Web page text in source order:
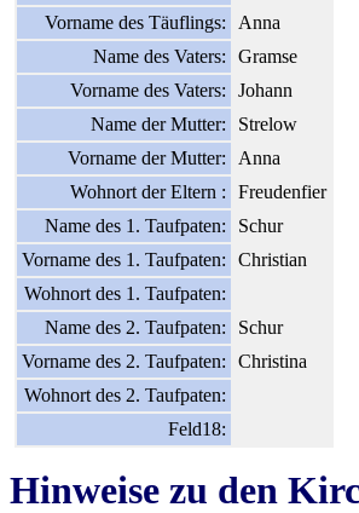
Vorname des Täuflings:
Anna
Name des Vaters:
Gramse
Vorname des Vaters:
Johann
Name der Mutter:
Strelow
Vorname der Mutter:
Anna
Wohnort der Eltern :
Freudenfier
Name des 1. Taufpaten:
Schur
Vorname des 1. Taufpaten:
Christian
Wohnort des 1. Taufpaten:
Name des 2. Taufpaten:
Schur
Vorname des 2. Taufpaten:
Christina
Wohnort des 2. Taufpaten:
Feld18:
Hinweise zu den